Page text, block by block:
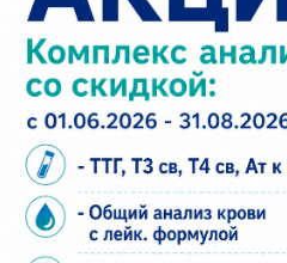
Выгода.
пенсионеров,
многодетных семей.
КАМАЗ, ТЭМПО,
медицинских